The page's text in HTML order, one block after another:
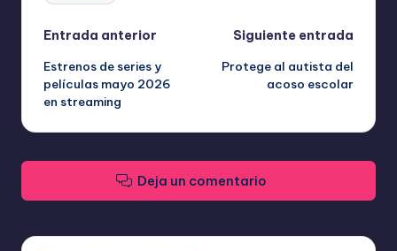
Navegación
de
entradas
Entrada anterior
Estrenos de series y
películas mayo 2026
en streaming
Siguiente entrada
Protege al autista del
acoso escolar
Deja un comentario